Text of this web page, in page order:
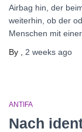
Airbag hin, der
weiterhin, ob der
Menschen mit
By
2 weeks ago
ANTIFA
Nach